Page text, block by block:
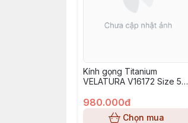
Kính gọng Titanium
VELATURA V16172 Size 52-
980.000đ
Chọn mua